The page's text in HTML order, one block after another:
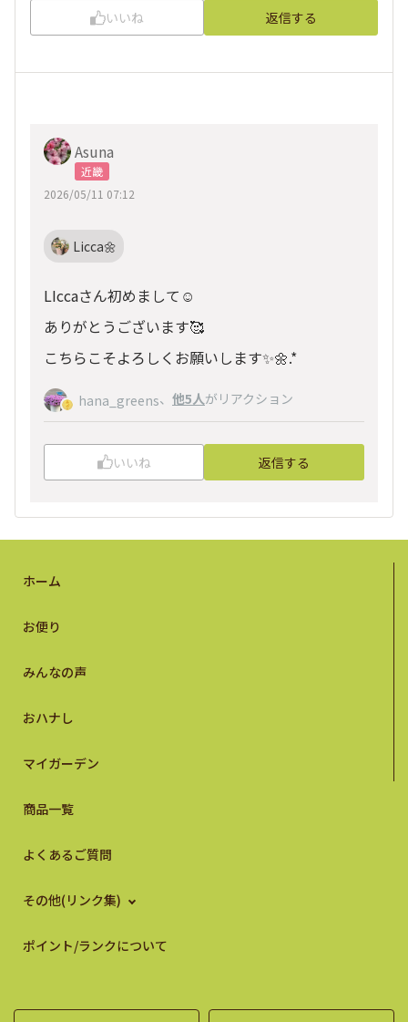
いいね 返信する
Asuna
近畿
2026/05/11 07:12
Licca🌼
LIccaさん初めまして☺️
ありがとうございます🥰
こちらこそよろしくお願いします✨️🌼.*
hana_greens、 他5人がリアクション
いいね 返信する
ホーム
お便り
みんなの声
おハナし
マイガーデン
商品一覧
よくあるご質問
その他(リンク集)
ポイント/ランクについて